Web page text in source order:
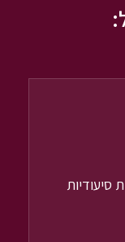
סיעודיות